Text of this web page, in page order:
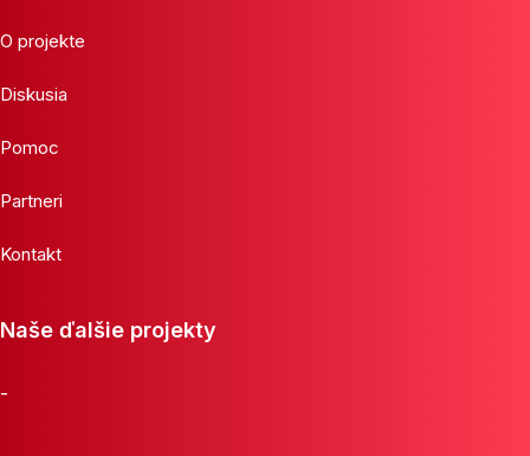
O projekte
Diskusia
Pomoc
Partneri
Kontakt
Naše ďalšie projekty
-